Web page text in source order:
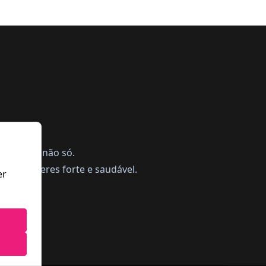
mas não só.
te manteres forte e saudável.